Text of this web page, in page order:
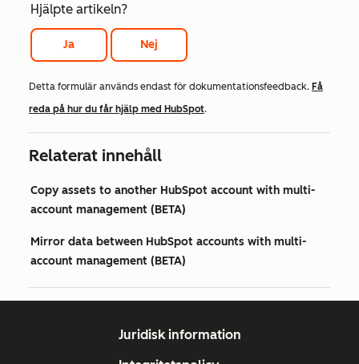
Hjälpte artikeln?
Ja Nej
Detta formulär används endast för dokumentationsfeedback. Få
reda på hur du får hjälp med HubSpot.
Relaterat innehåll
Copy assets to another HubSpot account with multi-
account management (BETA)
Mirror data between HubSpot accounts with multi-
account management (BETA)
Juridisk information